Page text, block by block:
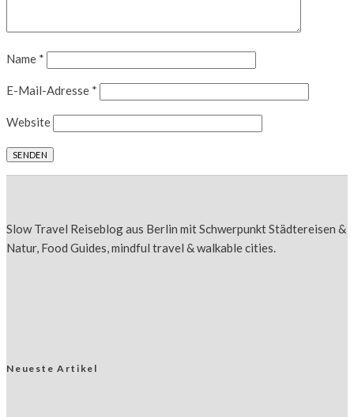
Name *
E-Mail-Adresse *
Website
Slow Travel Reiseblog aus Berlin mit Schwerpunkt Städtereisen &
Natur, Food Guides, mindful travel & walkable cities.
Neueste Artikel